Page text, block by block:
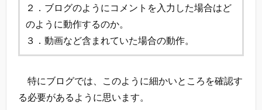
２．ブログのようにコメントを入力した場合はど
のように動作するのか。
３．動画など含まれていた場合の動作。
特にブログでは、このように細かいところを確認す
る必要があるように思います。